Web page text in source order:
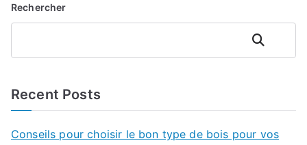
Rechercher
Rechercher
Recent Posts
Conseils pour choisir le bon type de bois pour vos